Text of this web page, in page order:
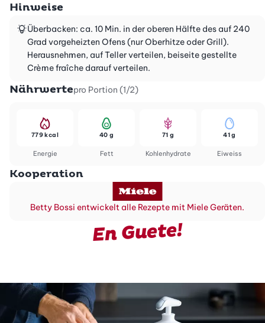
Hinweise
Überbacken: ca. 10 Min. in der oberen Hälfte des auf 240
Grad vorgeheizten Ofens (nur Oberhitze oder Grill).
Herausnehmen, auf Teller verteilen, beiseite gestellte
Crème fraîche darauf verteilen.
Nährwertepro Portion (1/2)
Energie
779 kcal
Fett
40 g
Kohlenhydrate
71 g
Eiweiss
41 g
Kooperation
Betty Bossi entwickelt alle Rezepte mit Miele Geräten.
En Guete!